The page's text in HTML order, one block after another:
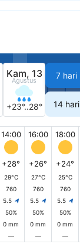
Kam, 13
Agustus
+23°..28°
7 hari
14 hari
14:00 16:00 18:00
+28° +26° +24°
29°C 27°C 25°C
760 760 760
5.5 5.5 5.5
50% 50% 50%
0 mm 0 mm 0 mm
— — —